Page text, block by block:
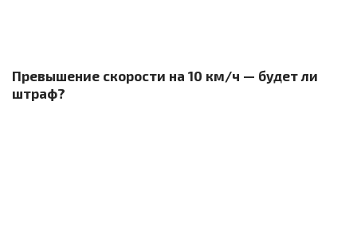
Превышение скорости на 10 км/ч — будет ли
штраф?